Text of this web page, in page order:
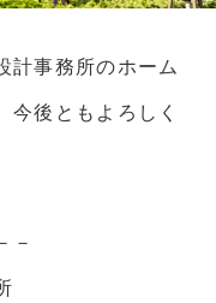
計事務所のホーム
今後ともよろしく
－